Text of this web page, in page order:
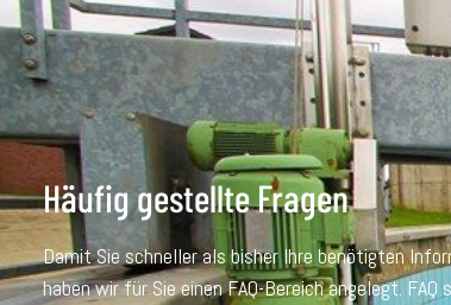
Häufig gestellte Fragen
Damit Sie schneller als bisher Ihre benötigten
haben wir für Sie einen FAQ-Bereich angelegt.